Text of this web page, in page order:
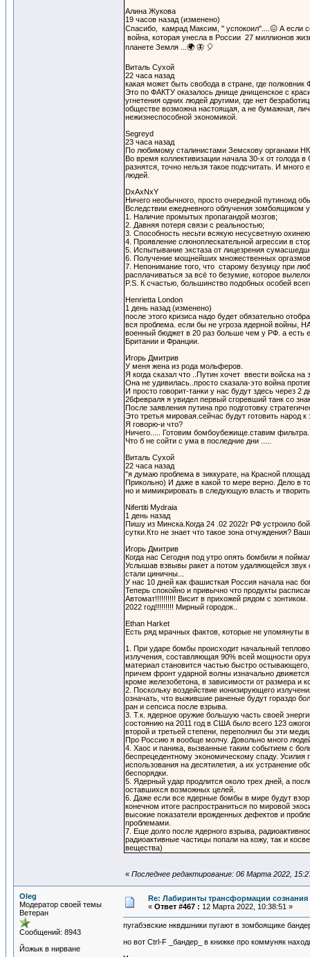
Алина Жукова
19 часов назад (изменено)
Спасибо, камрад Максим, " успокоил"....😖 А если
война, которая унесла в России 27 миллионов
планете Земля ...🌍 🦋 🎈
Виталь Сухой
22 часа назад
какая может быть свобода в стране, где
Это по ФАКТУ оказалось днище днищенское с
угнетения одних людей другими, где нет
обществе возможна настоящая, а не бумажная,
нежизнеспособной экономикой.
Segreyd
23 часа назад
По любимому сталинистами Земскову органами
Во время коллективизации начала 30-х от
разнятся, точно нельзя такое подсчитать. И
людей.
DxAxNxY
Ничего необычного, просто очередной путиноид
Вследствии ежедневного облучения
1. Наличие промытых пропагандой мозгов;
2. Давняя потеря связи с реальностью;
3. Способность несьти всякую несусветную
4. Проявление слюноплескательной агрессии в
5. Испытывание экстаза от лицезрения
6. Получение мощнейших множественных
7. Непонимание того, что старому безумцу при
расплачиваться за всё то безумие, которое
P.S. К счастью, большинство подобных особей
Henrietta London
1 день назад (изменено)
после этого кризиса надо будет обязательно
вся проблема. если бы не угроза ядерной войны,
военный бюджет в 20 раз больше чем у РФ. а есть
Британии и Франции.
Игорь Дмитрив
У меня жена из рода мольферов.
Я когда сказал что ..Путин хочет ввести войска на
Она не удивилась..просто сказала-это война
И просто говорит-танки у нас будут здесь через 2
26февраля я увидел первый сгоревший танк со
После заявления путина про подготовку
Это третья мировая.сейчас будут готовить народ
Я говорю-и что?
Ничего..... Готовим бомбоубежище.ставим
Что б не сойти с ума в последние дни .....
Виталь Сухой
22 часа назад
"я думаю проблема в зиккурате, на Красной
Прикольно) И даже в какой то мере верно. Дело в
но и мимикрировать в следующую власть и
Nifertiti Mydraia
1 день назад
Пишу из Минска.Когда 24 .02 2022г РФ устроило
сутки.Кто не знает что такое зона отчуждения?
Игорь Дмитрив
Когда нас Сегодня под утро опять бомбили я
Услышав взвывы ракет а потом удаляющейся звук
стали циничны...
У нас 10 дней как фашисткая Россия начала нас
Теперь спокойно и привычно что продукты
Автомат!!!!!!!!!! Висит в прихожей рядом с
2022 год!!!!!!!!! Мирный городок..
Ethan Harket
Есть ряд мрачных фактов, которые не упомянуты
1. При ударе бомбы происходит начальный
излучения, составляющая 90% всей мощности
материал становится частью быстро
причем фронт ударной волны изначально
кроме железобетона, в зависимости от размера и
2. Поскольку воздействие ионизирующего
означать, что выжившие раненые будут гораздо
ран и сепсиса после взрыва.
3. Т.к. ядерное оружие большую часть своей
состоянию на 2011 год в США было всего 123
второй и третьей степени, переполнил бы эти
Про Россию я вообще молчу. Довольно много
4. Хаос и паника, вызванные таким событием с
беспрецедентному экономическому спаду. Усилия
использования на десятилетия, а их устранение
беспорядки.
5. Ядерный удар продлится около трех дней, а
оставшихся возможных целей.
6. Даже если все ядерные бомбы в мире будут
конечном итоге распространиться по мировой
высокие показатели врожденных дефектов и
проблемами.
7. Еще долго после ядерного взрыва,
радиоактивные частицы попали на кожу, так и
вещества)
« Последнее редактирование: 06 Марта 2022,
Oleg
Модератор своей темы
Ветеран
Сообщений: 8943
Йожык в нирване
Re: Лабиринты трансформации сознания
« Ответ #467 : 12 Марта 2022, 10:38:51 »
пугабэвские нквдшники пугают в зомбоящике
но вот Ctrl-F _бандер_ в книжке про коммуняк